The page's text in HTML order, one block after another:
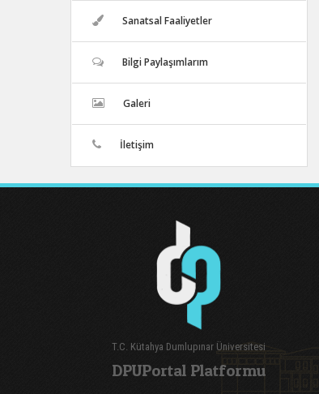
Sanatsal Faaliyetler
Bilgi Paylaşımlarım
Galeri
İletişim
T.C. Kütahya Dumlupınar Üniversitesi
DPUPortal Platformu